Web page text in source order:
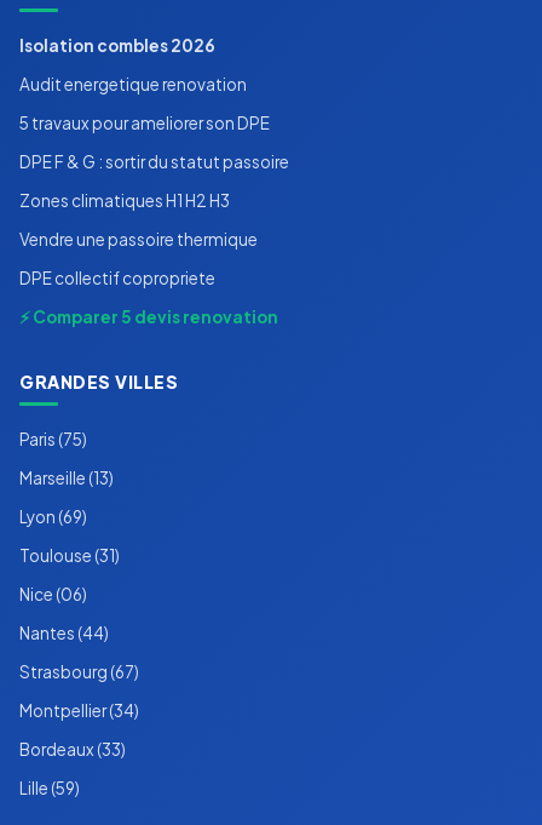
Isolation combles 2026
Audit energetique renovation
5 travaux pour ameliorer son DPE
DPE F & G : sortir du statut passoire
Zones climatiques H1 H2 H3
Vendre une passoire thermique
DPE collectif copropriete
⚡ Comparer 5 devis renovation
GRANDES VILLES
Paris (75)
Marseille (13)
Lyon (69)
Toulouse (31)
Nice (06)
Nantes (44)
Strasbourg (67)
Montpellier (34)
Bordeaux (33)
Lille (59)